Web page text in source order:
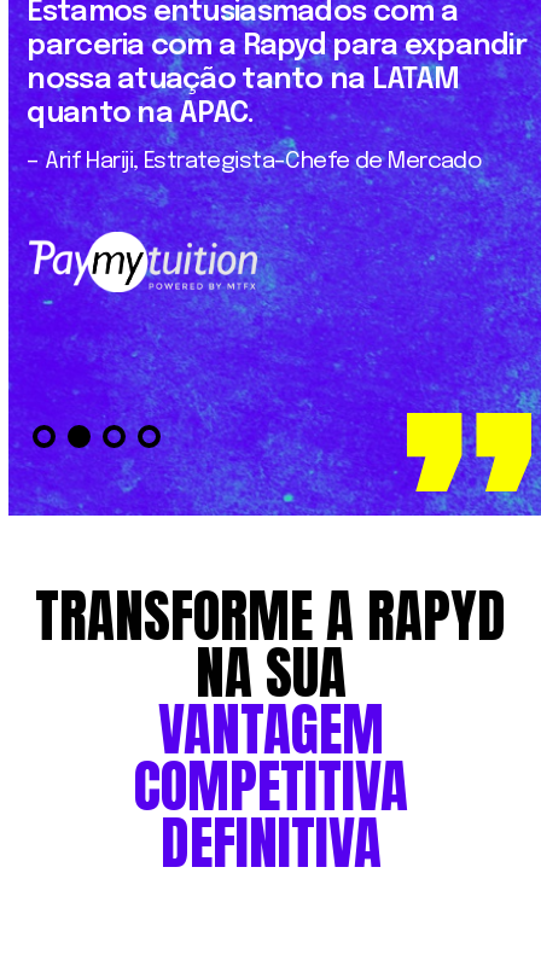
Estamos entusiasmados com a
parceria com a Rapyd para expandir
nossa atuação tanto na LATAM
quanto na APAC.
– Arif Hariji, Estrategista-Chefe de Mercado
TRANSFORMEA RAPYD
NASUA
VANTAGEM
COMPETITIVA
DEFINITIVA